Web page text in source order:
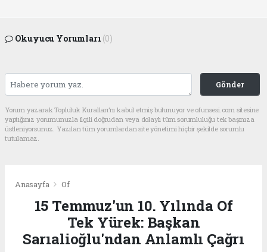
Okuyucu Yorumları (0)
Gönder
Yorum yazarak Topluluk Kuralları’nı kabul etmiş bulunuyor ve ofunsesi.com sitesine
yaptığınız yorumunuzla ilgili doğrudan veya dolaylı tüm sorumluluğu tek başınıza
üstleniyorsunuz. Yazılan tüm yorumlardan site yönetimi hiçbir şekilde sorumlu
tutulamaz.
Anasayfa Of
15 Temmuz'un 10. Yılında Of
Tek Yürek: Başkan
Sarıalioğlu'ndan Anlamlı Çağrı